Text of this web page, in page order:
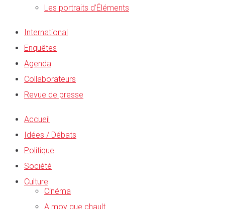
Les portraits d’Éléments
International
Enquêtes
Agenda
Collaborateurs
Revue de presse
Accueil
Idées / Débats
Politique
Société
Culture
Cinéma
A moy que chault